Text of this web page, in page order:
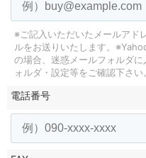
※ご記入いただいたメールアド
ルをお送りいたします。
の場合、迷惑メールフォルダに
ォルダ・設定等をご確認下さい。
電話番号